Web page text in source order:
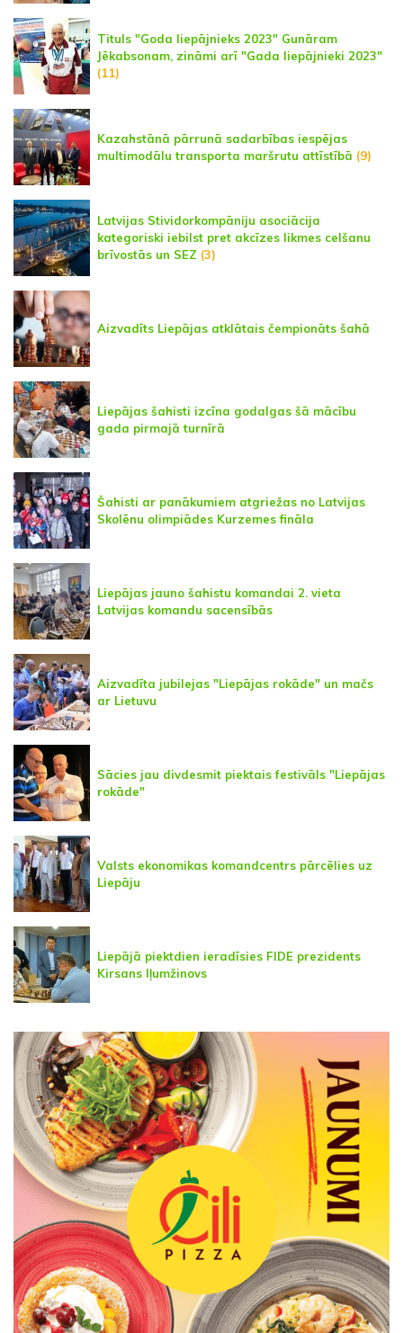
Tituls "Goda liepājnieks 2023" Gunāram
Jēkabsonam, zināmi arī "Gada liepājnieki 2023"
(11)
Kazahstānā pārrunā sadarbības iespējas
multimodālu transporta maršrutu attīstībā (9)
Latvijas Stividorkompāniju asociācija
kategoriski iebilst pret akcīzes likmes celšanu
brīvostās un SEZ (3)
Aizvadīts Liepājas atklātais čempionāts šahā
Liepājas šahisti izcīna godalgas šā mācību
gada pirmajā turnīrā
Šahisti ar panākumiem atgriežas no Latvijas
Skolēnu olimpiādes Kurzemes fināla
Liepājas jauno šahistu komandai 2. vieta
Latvijas komandu sacensībās
Aizvadīta jubilejas "Liepājas rokāde" un mačs
ar Lietuvu
Sācies jau divdesmit piektais festivāls "Liepājas
rokāde"
Valsts ekonomikas komandcentrs pārcēlies uz
Liepāju
Liepājā piektdien ieradīsies FIDE prezidents
Kirsans Iļumžinovs